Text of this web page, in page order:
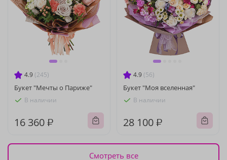
4.9 (245)
Букет "Мечты о Париже"
В наличии
16 360 ₽
4.9 (56)
Букет "Моя вселенная"
В наличии
28 100 ₽
Смотреть все